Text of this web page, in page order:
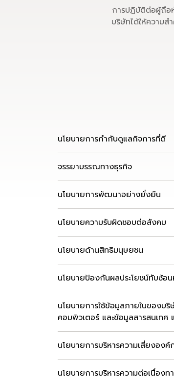
การปฏิบัติต่อผู้ถือ
บริษัทได้ให้ความ
นโยบายการกำกับดูแลกิจการที่ดี
จรรยาบรรณทางธุรกิจ
นโยบายการพัฒนาอย่างยั่งยืน
นโยบายความรับผิดชอบต่อสังคม
นโยบายด้านสิทธิมนุษยชน
นโยบายป้องกันผลประโยชน์ทับซ้อ
นโยบายการใช้ข้อมูลภายในของบ
คอมพิวเตอร์ และข้อมูลสารสนเท
นโยบายการบริหารความเสี่ยงองค์
นโยบายการบริหารความต่อเนื่องท